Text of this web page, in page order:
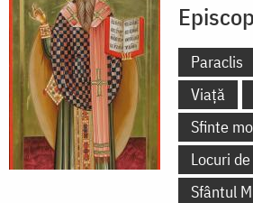
Paraclis
Viață
Sfinte
Locuri
Sfântul